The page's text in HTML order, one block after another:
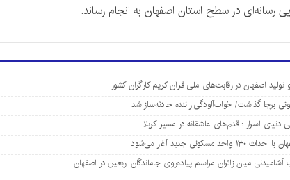
رسانه‌ای در سطح استان اصفهان به انجام رساند.
تولید اصفهان در رقابت‌های ملی قرآن کریم کارگران کشور
دنیای اسرار : قدم‌های عاشقانه در مسیر کربلا
جدید آغاز می‌شود